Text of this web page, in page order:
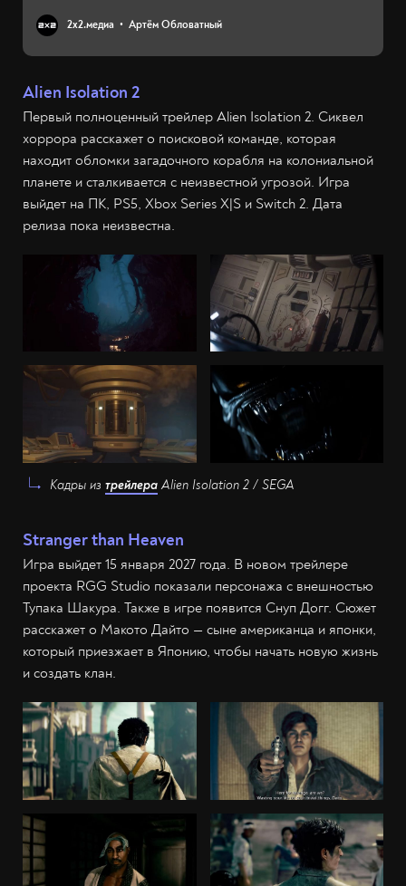
2х2.медиа Артём Обловатный
Alien Isolation 2
Первый полноценный трейлер Alien Isolation 2. Сиквел
хоррора расскажет о поисковой команде, которая
находит обломки загадочного корабля на колониальной
планете и сталкивается с неизвестной угрозой. Игра
выйдет на ПК, PS5, Xbox Series X|S и Switch 2. Дата
релиза пока неизвестна.
Кадры из трейлераAlien Isolation 2 / SEGA
Stranger than Heaven
Игра выйдет 15 января 2027 года. В новом трейлере
проекта RGG Studio показали персонажа с внешностью
Тупака Шакура. Также в игре появится Снуп Догг. Сюжет
расскажет о Макото Дайто — сыне американца и японки,
который приезжает в Японию, чтобы начать новую жизнь
и создать клан.